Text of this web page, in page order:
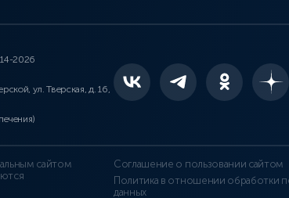
2026
ул. Тверская, д. 16,
сайтом
Соглашение о пользовании сайтом
Политика в отношении обработки
данных